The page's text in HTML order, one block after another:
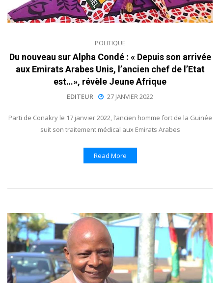
POLITIQUE
Du nouveau sur Alpha Condé : « Depuis son arrivée
aux Emirats Arabes Unis, l’ancien chef de l’Etat
est…», révèle Jeune Afrique
EDITEUR 27 JANVIER 2022
Parti de Conakry le 17 janvier 2022, l’ancien homme fort de la Guinée
suit son traitement médical aux Emirats Arabes
Read More